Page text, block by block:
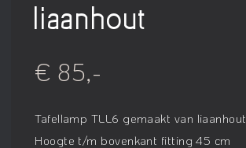
liaanhout
€ 85,-
Tafellamp TLL6 gemaakt van liaanhout
Hoogte t/m bovenkant fitting 45 cm